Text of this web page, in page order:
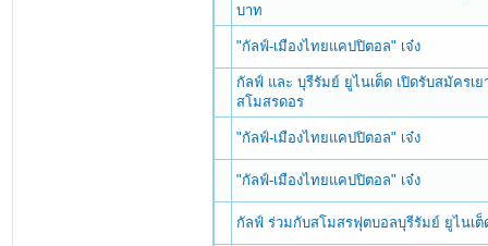
บาท
"กัลฟ์-เมืองไทยแคปปิตอล" เจ๋ง
กัลฟ์ และ บุรีรัมย์ ยูไนเต็ด เปิดรับสมัคร
สโมสรดอร
"กัลฟ์-เมืองไทยแคปปิตอล" เจ๋ง
"กัลฟ์-เมืองไทยแคปปิตอล" เจ๋ง
กัลฟ์ ร่วมกับสโมสรฟุตบอลบุรีรัมย์ ยูไนเต็